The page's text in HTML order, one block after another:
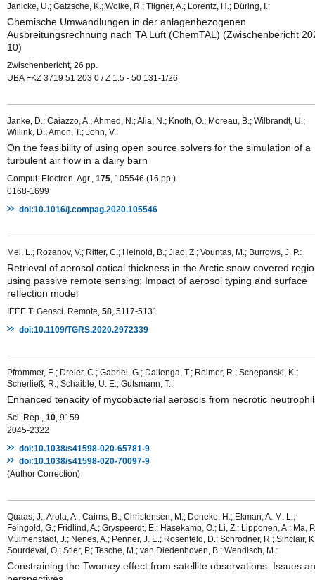
Janicke, U.; Gatzsche, K.; Wolke, R.; Tilgner, A.; Lorentz, H.; Düring, I.:
Chemische Umwandlungen in der anlagenbezogenen
Ausbreitungsrechnung nach TA Luft (ChemTAL) (Zwischenbericht
10)
Zwischenbericht, 26 pp.
UBA FKZ 3719 51 203 0 / Z 1.5 - 50 131-1/26
Janke, D.; Caiazzo, A.; Ahmed, N.; Alia, N.; Knoth, O.; Moreau, B.; Wilbrandt, U.;
Willink, D.; Amon, T.; John, V.:
On the feasibility of using open source solvers for the simulation of a
turbulent air flow in a dairy barn
Comput. Electron. Agr., 175 , 105546 (16 pp.)
0168-1699
doi:10.1016/j.compag.2020.105546
Mei, L.; Rozanov, V.; Ritter, C.; Heinold, B.; Jiao, Z.; Vountas, M.; Burrows, J. P.:
Retrieval of aerosol optical thickness in the Arctic snow-covered
using passive remote sensing: Impact of aerosol typing and surface
reflection model
IEEE T. Geosci. Remote, 58 , 5117-5131
doi:10.1109/TGRS.2020.2972339
Pfrommer, E.; Dreier, C.; Gabriel, G.; Dallenga, T.; Reimer, R.; Schepanski, K.;
Scherließ, R.; Schaible, U. E.; Gutsmann, T.:
Enhanced tenacity of mycobacterial aerosols from necrotic
Sci. Rep., 10 , 9159
2045-2322
doi:10.1038/s41598-020-65781-9
doi:10.1038/s41598-020-70097-9
(Author Correction)
Quaas, J.; Arola, A.; Cairns, B.; Christensen, M.; Deneke, H.; Ekman, A. M. L.;
Feingold, G.; Fridlind, A.; Gryspeerdt, E.; Hasekamp, O.; Li, Z.; Lipponen, A.; Ma,
Mülmenstädt, J.; Nenes, A.; Penner, J. E.; Rosenfeld, D.; Schrödner, R.; Sinclair,
Sourdeval, O.; Stier, P.; Tesche, M.; van Diedenhoven, B.; Wendisch, M.:
Constraining the Twomey effect from satellite observations: Issues